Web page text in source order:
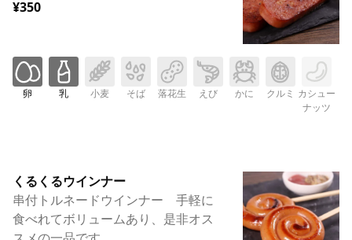
¥350
卵 乳 小麦 そば 落花生 えび かに クルミ カシュー
ナッツ
くるくるウインナー
串付トルネードウインナー 手軽に
食べれてボリュームあり、是非オス